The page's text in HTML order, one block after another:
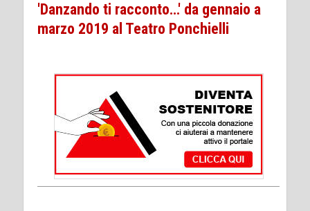
'Danzando ti racconto…' da gennaio a
marzo 2019 al Teatro Ponchielli